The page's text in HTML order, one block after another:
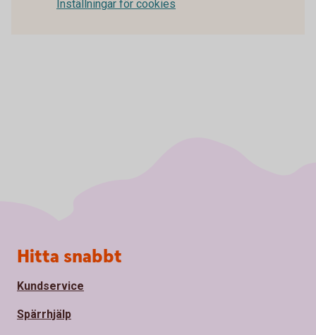
Inställningar för cookies
Sidfot
Hitta snabbt
Kundservice
Spärrhjälp